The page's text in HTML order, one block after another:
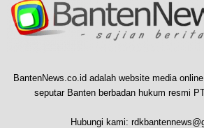
BantenNews.co.id adalah website media
seputar Banten berbadan hukum resmi
Hubungi kami: